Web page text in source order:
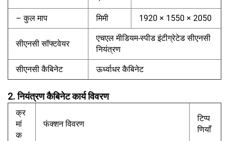
– कुल माप मिमी 1920 × 1550 × 2050
सीएनसी सॉफ्टवेयर
एचएल मीडियम-स्पीड इंटीग्रेटेड सीएनसी
नियंत्रण
सीएनसी कैबिनेट ऊर्ध्वाधर कैबिनेट
2. नियंत्रण कैबिनेट कार्य विवरण
क्र
मां
क
फंक्शन विवरण
टिप्प
णियाँ